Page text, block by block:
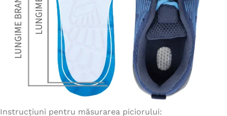
Instrucțiuni pentru măsurarea piciorului: